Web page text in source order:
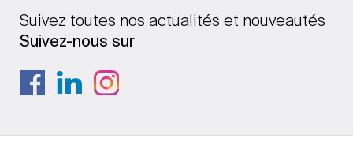
Suivez toutes nos actualités et nouveautés
Suivez-nous sur